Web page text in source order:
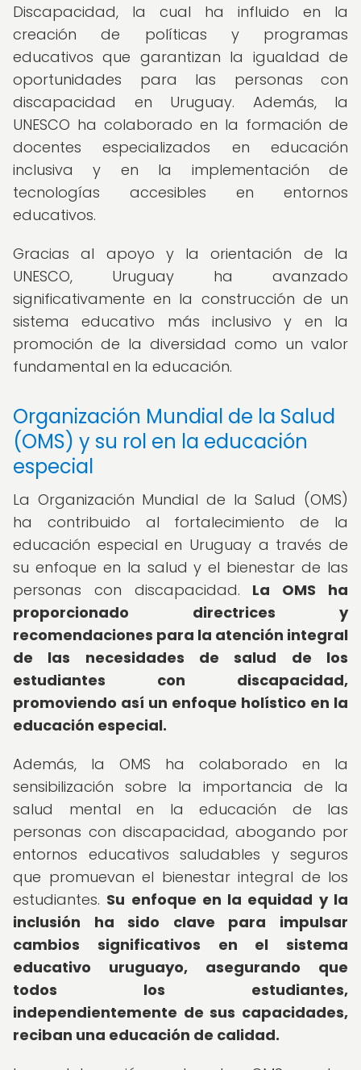
Discapacidad, la cual ha influido en la
creación de políticas y programas
educativos que garantizan la igualdad de
oportunidades para las personas con
discapacidad en Uruguay. Además, la
UNESCO ha colaborado en la formación de
docentes especializados en educación
inclusiva y en la implementación de
tecnologías accesibles en entornos
educativos.
Gracias al apoyo y la orientación de la
UNESCO, Uruguay ha avanzado
significativamente en la construcción de un
sistema educativo más inclusivo y en la
promoción de la diversidad como un valor
fundamental en la educación.
Organización Mundial de la Salud
(OMS) y su rol en la educación
especial
La Organización Mundial de la Salud (OMS)
ha contribuido al fortalecimiento de la
educación especial en Uruguay a través de
su enfoque en la salud y el bienestar de las
personas con discapacidad. La OMS ha
proporcionado directrices y
recomendaciones para la atención integral
de las necesidades de salud de los
estudiantes con discapacidad,
promoviendo así un enfoque holístico en la
educación especial.
Además, la OMS ha colaborado en la
sensibilización sobre la importancia de la
salud mental en la educación de las
personas con discapacidad, abogando por
entornos educativos saludables y seguros
que promuevan el bienestar integral de los
estudiantes. Su enfoque en la equidad y la
inclusión ha sido clave para impulsar
cambios significativos en el sistema
educativo uruguayo, asegurando que
todos los estudiantes,
independientemente de sus capacidades,
reciban una educación de calidad.